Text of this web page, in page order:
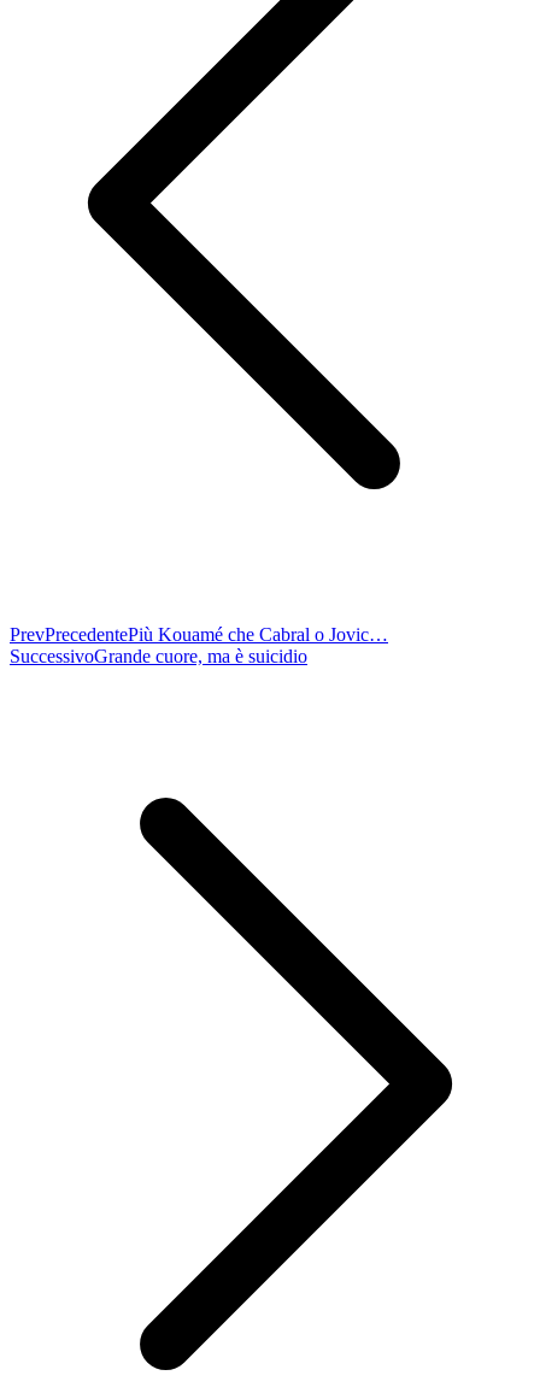
PrevPrecedentePiù Kouamé che Cabral o Jovic…
SuccessivoGrande cuore, ma è suicidio